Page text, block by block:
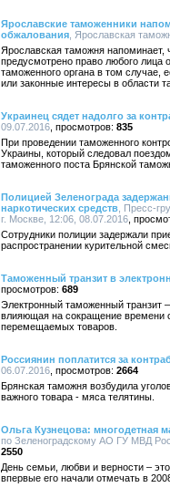
Ярославские таможенники
обжалования , Ярославская
Ярославская таможня напоминает,
предусмотрено право любого лица
таможенного органа в том
или законные интересы в области
Украинец сядет надолго за
09.07.2016
835
При проведении таможенного
Украины, который следовал
таможенного поста Брянской
Полицией Зеленограда
наркотических средств , Пресс-
г. Москве, 12:06, 08.07.2016
Сотрудники полиции задержали
распространении курительной
Таможенный транзит в
689
Электронный таможенный транзит
влияющая на сокращение времени
перемещаемых товаров.
Россиянин поплатится за
06.07.2016
2664
Брянская таможня возбудила
важного товара - мяса телятины.
Ольга Кузнецова: многодетная
по Зеленоградскому АО ГУ МВД
2550
День семьи, любви и верности –
впервые его начали отмечать в